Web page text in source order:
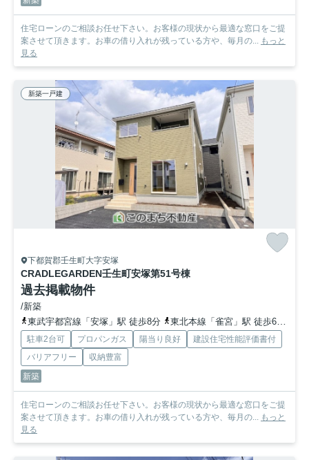
住宅ローンのご相談お任せ下さい。お客様の現状から最適な窓口をご提
案させて頂きます。お車の借り入れが残っている方や、毎月の... もっと
見る
新築一戸建
下都賀郡壬生町大字安塚
CRADLEGARDEN壬生町安塚第51号棟
過去掲載物件
/新築
東武宇都宮線「安塚」駅 徒歩8分
東北本線「雀宮」駅 徒歩64分
駐車2台可 プロパンガス 陽当り良好
建設住宅性能評価書付
バリアフリー
収納豊富
新築
住宅ローンのご相談お任せ下さい。お客様の現状から最適な窓口をご提
案させて頂きます。お車の借り入れが残っている方や、毎月の... もっと
見る